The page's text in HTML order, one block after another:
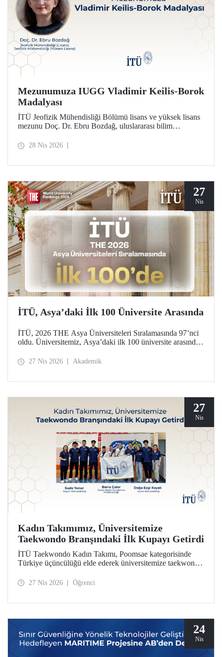
Mezunumuza IUGG Vladimir Keilis-Borok
Madalyası
İTÜ Jeofizik Mühendisliği Bölümü lisans ve yüksek lisans
mezunu Doç. Dr. Ebru Bozdağ, uluslararası bilim
Vladimir Keilis-Borok Madalyası’na (2026) layık görüldü.
28 Nis 2026
27
Nis
İTÜ, Asya’daki İlk 100 Üniversite Arasında
İTÜ, 2026 THE Asya Üniversiteleri Sıralamasında 97’nci
oldu. Üniversitemiz, Asya’daki ilk 100 üniversite arasında
göstergesinde (araştırma kalitesi, araştırma çevresi,
27 Nis 2026 Akademik
27
Nis
Kadın Takımımız, Üniversitemize
Taekwondo Branşındaki İlk Kupayı Getirdi
İTÜ Taekwondo Kadın Takımı, Poomsae kategorisinde
Türkiye üçüncülüğü elde ederek üniversitemize taekwondo
27 Nis 2026 Öğrenci
24
Nis